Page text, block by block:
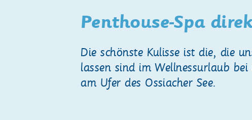
Penthouse-Spa
Die schönste Kulisse ist die, die
lassen sind im Wellnessurlaub
am Ufer des Ossiacher See.